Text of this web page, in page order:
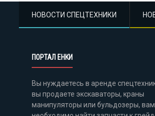
НОВОСТИ СПЕЦТЕХНИКИ
ПОРТАЛ ЕНКИ
Вы нуждаетесь в аренде
вы продаете экскаваторы, краны
манипуляторы или бульдозеры, вам